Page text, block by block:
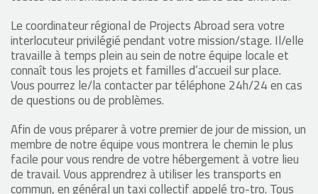
Le coordinateur régional de Projects Abroad sera votre
interlocuteur privilégié pendant votre mission/stage. Il/elle
travaille à temps plein au sein de notre équipe locale et
connaît tous les projets et familles d’accueil sur place.
Vous pourrez le/la contacter par téléphone 24h/24 en cas
de questions ou de problèmes.
Afin de vous préparer à votre premier de jour de mission, un
membre de notre équipe vous montrera le chemin le plus
facile pour vous rendre de votre hébergement à votre lieu
de travail. Vous apprendrez à utiliser les transports en
commun, en général un taxi collectif appelé tro-tro. Tous